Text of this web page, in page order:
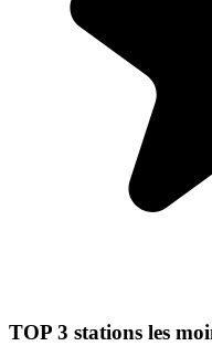
TOP 3 stations les